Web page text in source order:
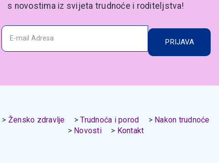
s novostima iz svijeta trudnoće i roditeljstva!
PRIJAVA
Žensko zdravlje Trudnoća i porod
Nakon trudnoće
Novosti
Kontakt